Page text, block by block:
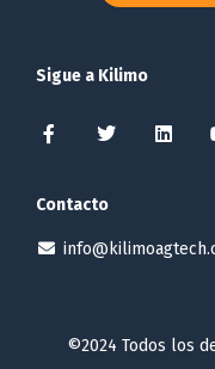
Sigue a Kilimo
Contacto
©2024 Todos los